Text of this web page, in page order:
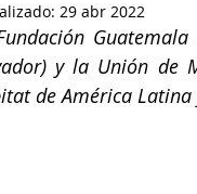
29 abr 2022
y la Unión de
de América